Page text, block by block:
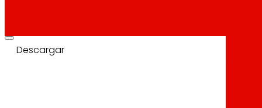
Descargar